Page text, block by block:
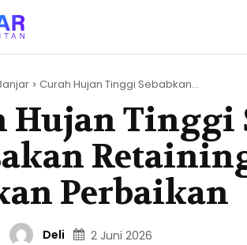
Curah Hujan Tinggi Sebabkan...
Hujan Tinggi
Perbaikan
Deli 2 Juni 2026